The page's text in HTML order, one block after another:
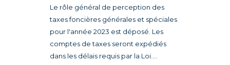
Le rôle général de perception des
taxes foncières générales et spéciales
pour l'année 2023 est déposé. Les
comptes de taxes seront expédiés
dans les délais requis par la Loi....